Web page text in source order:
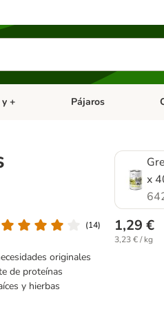
abierto: Antiparasitarios
+ Menú de categoria
Pájaros
(14)
originales
de proteínas
y hierbas
x
1,29 €
3,23 € / kg